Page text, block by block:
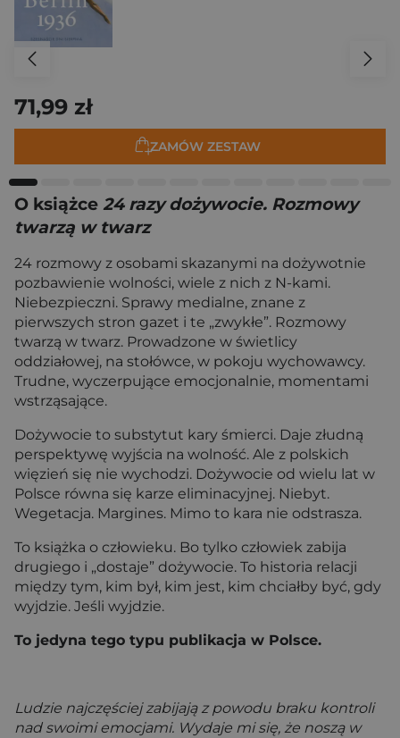
71,99 zł
ZAMÓW ZESTAW
O książce 24 razy dożywocie. Rozmowy
twarzą w twarz
24 rozmowy z osobami skazanymi na dożywotnie
pozbawienie wolności, wiele z nich z N-kami.
Niebezpieczni. Sprawy medialne, znane z
pierwszych stron gazet i te „zwykłe”. Rozmowy
twarzą w twarz. Prowadzone w świetlicy
oddziałowej, na stołówce, w pokoju wychowawcy.
Trudne, wyczerpujące emocjonalnie, momentami
wstrząsające.
Dożywocie to substytut kary śmierci. Daje złudną
perspektywę wyjścia na wolność. Ale z polskich
więzień się nie wychodzi. Dożywocie od wielu lat w
Polsce równa się karze eliminacyjnej. Niebyt.
Wegetacja. Margines. Mimo to kara nie odstrasza.
To książka o człowieku. Bo tylko człowiek zabija
drugiego i „dostaje” dożywocie. To historia relacji
między tym, kim był, kim jest, kim chciałby być, gdy
wyjdzie. Jeśli wyjdzie.
To jedyna tego typu publikacja w Polsce.
Ludzie najczęściej zabijają z powodu braku kontroli
nad swoimi emocjami. Wydaje mi się, że noszą w